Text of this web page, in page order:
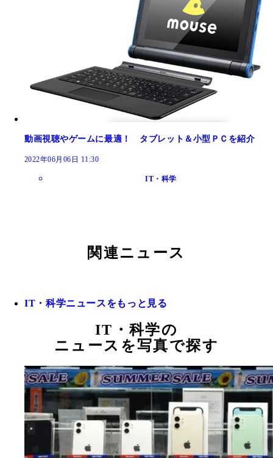
動画視聴やゲームに最適！ タブレット＆小型ＰＣを紹介
2022年06月06日 11:30
IT・科学
関連ニュース
IT・科学ニュースをもっと見る
IT・科学の
ニュースを写真で探す